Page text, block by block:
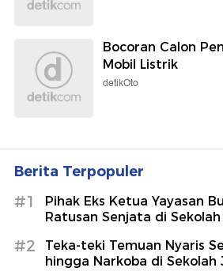
Bocoran Calon
Mobil Listrik
detikOto
Berita Terpopuler
#1
Pihak Eks Ketua Yayasan
Ratusan Senjata di Sekolah
#2
Teka-teki Temuan Nyaris
hingga Narkoba di Sekolah